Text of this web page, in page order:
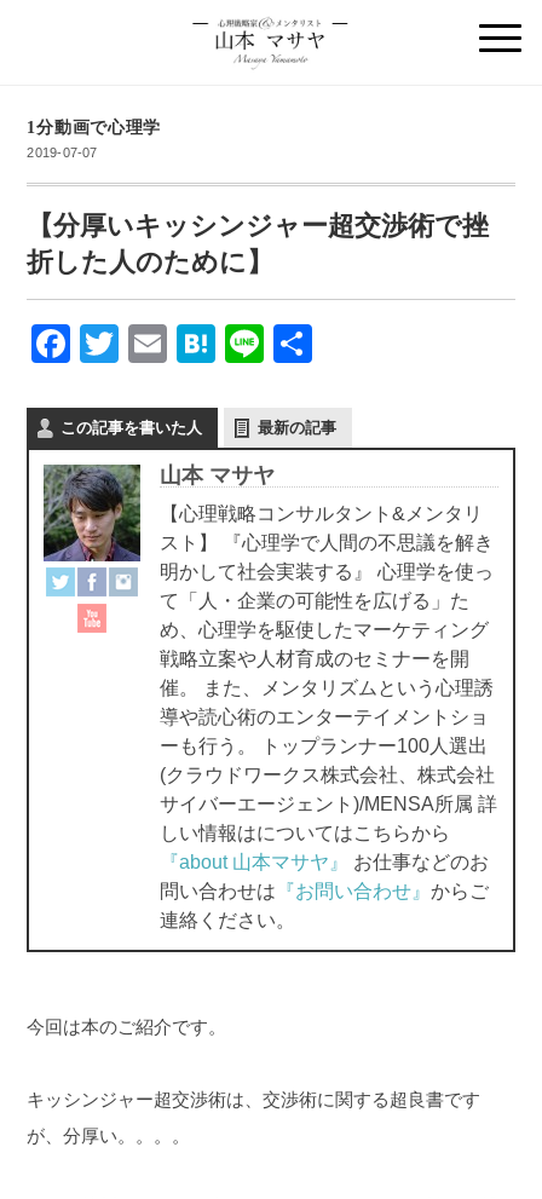
1分動画で心理学
2019-07-07
【分厚いキッシンジャー超交渉術で挫
折した人のために】
F
c
e
b
o
o
k
T
tt
er
E
ail
H
e
n
a
Li
e
この記事を書いた人 最新の記事
山本 マサヤ
【心理戦略コンサルタント&メンタリ
スト】 『心理学で人間の不思議を解き
明かして社会実装する』 心理学を使っ
て「人・企業の可能性を広げる」た
め、心理学を駆使したマーケティング
戦略立案や人材育成のセミナーを開
催。 また、メンタリズムという心理誘
導や読心術のエンターテイメントショ
ーも行う。 トップランナー100人選出
(クラウドワークス株式会社、株式会社
サイバーエージェント)/MENSA所属 詳
しい情報はについてはこちらから
『about 山本マサヤ』
お仕事などのお
問い合わせは 『お問い合わせ』からご
連絡ください。
今回は本のご紹介です。
キッシンジャー超交渉術は、交渉術に関する超良書です
が、分厚い。。。。